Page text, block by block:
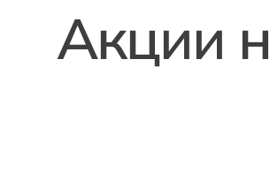
Акции